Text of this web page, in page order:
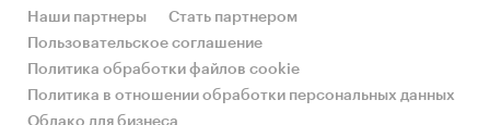
Единицы измерения:
Количественные показатели в отчете
рассчитаны в шт., стоимостные - в долларах
География исследования:
Наши партнеры
Стать партнером
Пользовательское соглашение
Политика обработки файлов cookie
Политика в отношении обработки персональных данных
Облако для бизнеса